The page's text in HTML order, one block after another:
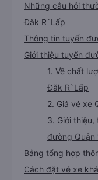
Những câu hỏi
Đăk R`Lấp
Thông tin tuyến
Giới thiệu tuyến
1. Về chất
Đăk R`Lấp
2. Giá vé xe
3. Giới
đường Quận
Bảng tổng hợp
Cách đặt vé xe